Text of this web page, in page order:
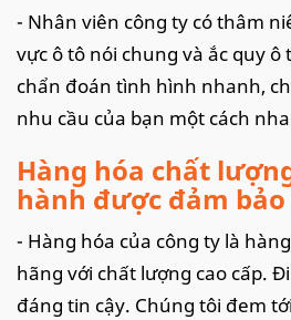
- Nhân viên công ty có thâm
vực ô tô nói chung và ắc quy ô
chẩn đoán tình hình nhanh,
nhu cầu của bạn một cách
Hàng hóa chất
hành được đảm bảo
- Hàng hóa của công ty là
hãng với chất lượng cao cấp.
đáng tin cậy. Chúng tôi đem